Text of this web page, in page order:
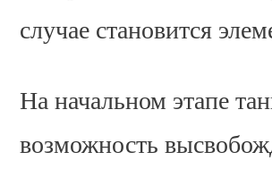
случае становится
На начальном этапе
возможность